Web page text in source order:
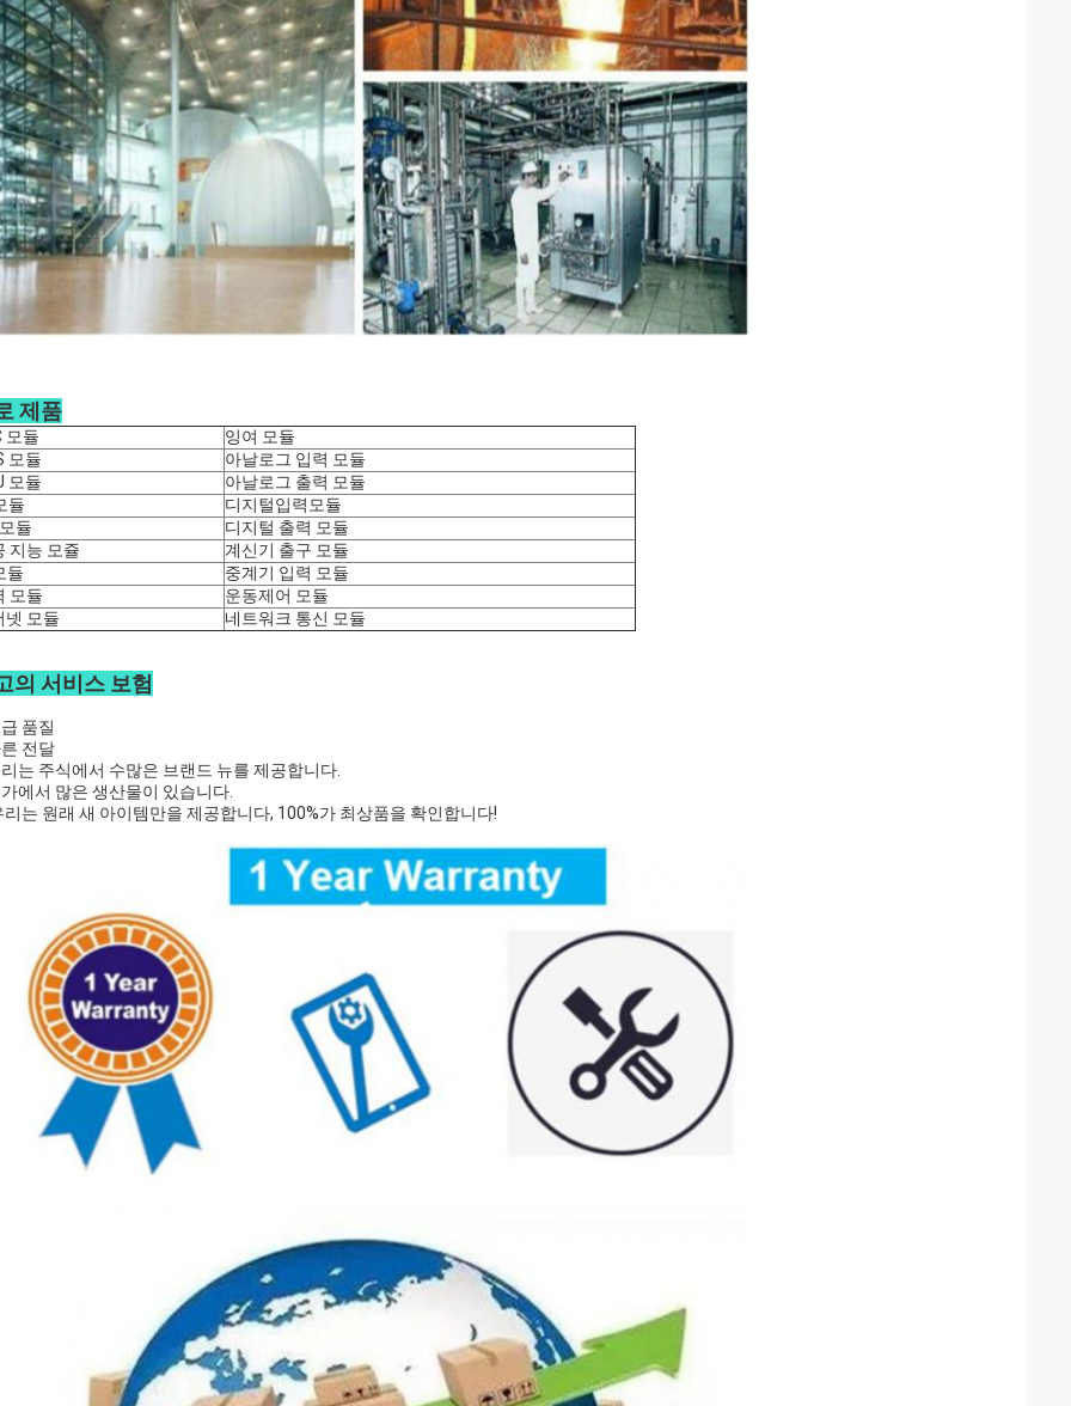
제품
모듈
잉여 모듈
모듈
아날로그 입력 모듈
모듈
아날로그 출력 모듈
듈
디지털입력모듈
듈
디지털 출력 모듈
지능 모쥴
계신기 출구 모듈
듈
중계기 입력 모듈
모듈
운동제어 모듈
넷 모듈
네트워크 통신 모듈
의 서비스 보험
품질
전달
는 주식에서 수많은 브랜드 뉴를 제공합니다.
에서 많은 생산물이 있습니다.
리는 원래 새 아이템만을 제공합니다, 100%가 최상품을 확인합니다!